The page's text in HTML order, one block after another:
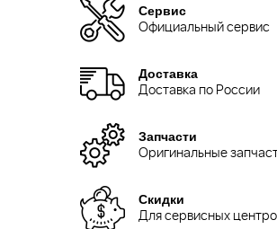
Сервис
Официальный сервис
Доставка
Доставка по России
Запчасти
Оригинальные
Скидки
Для сервисных